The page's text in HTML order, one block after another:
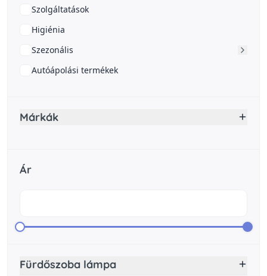
Szolgáltatások
Higiénia
Szezonális
Autóápolási termékek
Márkák
Ár
Fürdőszoba lámpa